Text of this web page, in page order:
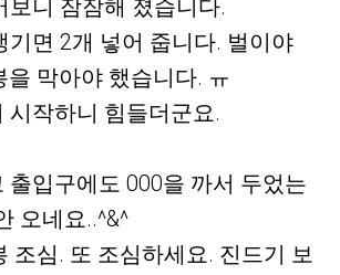
니 잠잠해 졌습니다.
기면 2개 넣어 줍니다. 벌이야
을 막아야 했습니다. ㅠ
시작하니 힘들더군요.
출입구에도 000을 까서 두었는
오네요..^&^
조심. 또 조심하세요. 진드기 보